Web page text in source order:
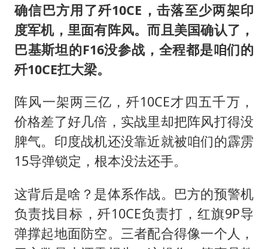
确信巴方用了歼10CE，击落至少两架印
度军机，里面有阵风。而且美国确认了，
巴基斯坦的F16没参战，全程都是咱们的
歼10CE扛大梁。
阵风一架两三亿，歼10CE才四五千万，
价格差了好几倍，实战里却把阵风打得没
脾气。印度战机还没靠近就被咱们的霹雳
15导弹锁定，根本没法还手。
这背后是啥？是体系作战。巴方的预警机
负责找目标，歼10CE负责打，红旗9P导
弹撑起地面防空。三者配合得像一个人，